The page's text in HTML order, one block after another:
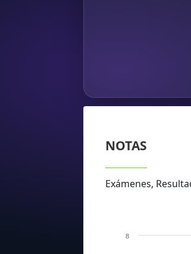
NOTAS
Exámenes,
8